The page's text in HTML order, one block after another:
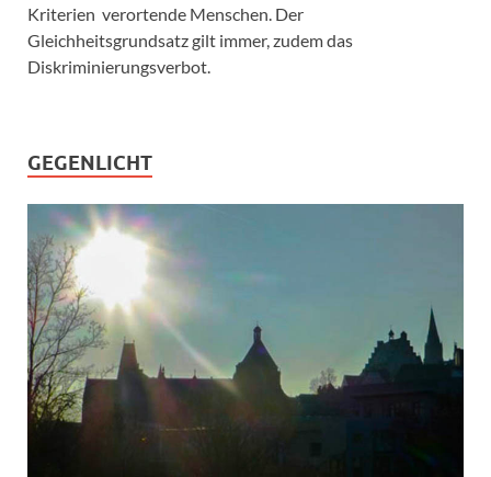
Kriterien verortende Menschen. Der
Gleichheitsgrundsatz gilt immer, zudem das
Diskriminierungsverbot.
GEGENLICHT